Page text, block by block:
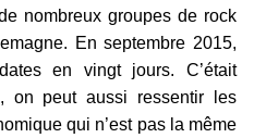
nombreux groupes de rock
En septembre 2015,
en vingt jours. C’était
on peut aussi ressentir les
qui n’est pas la même